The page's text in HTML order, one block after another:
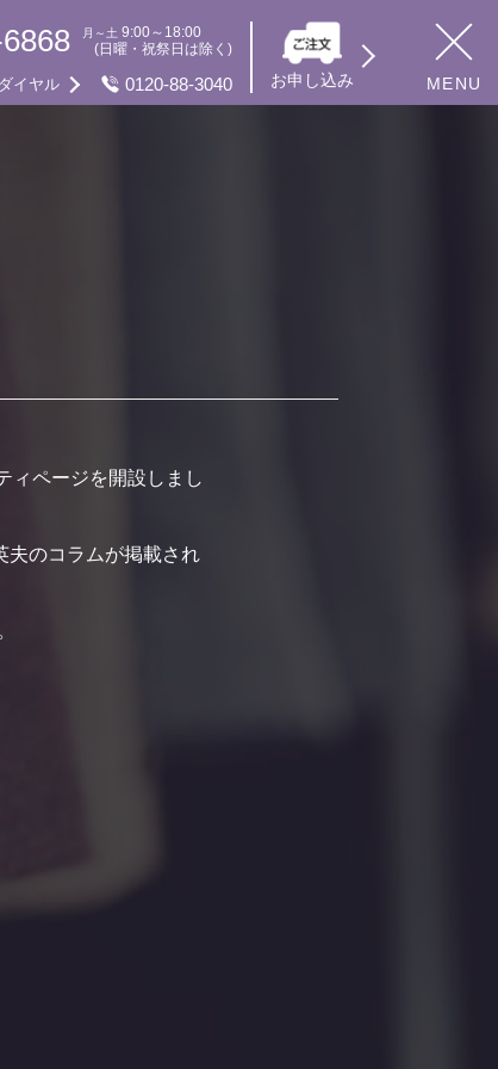
MENU
月～土9:00～18:00
(日曜・祝祭日は除く)
イヤル 0120-88-3040 お申し込み
ィページを開設しまし
夫のコラムが掲載され